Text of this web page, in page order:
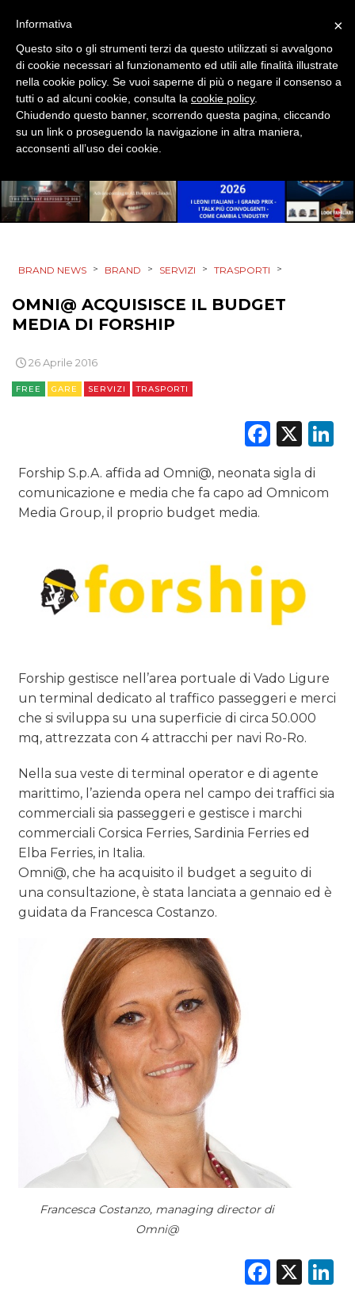
PUNTI VENDITA
CSR
STRATEGIE
CINEMA
EDITORIA
RADIO / AUDIO
RICERCHE
PREVISIONI/SCENARI
TREND
CASE HISTORY
BRAND NEWS > BRAND > SERVIZI > TRASPORTI >
OMNI@ ACQUISISCE IL BUDGET
MEDIA DI FORSHIP
26 Aprile 2016
FREE GARE SERVIZI TRASPORTI
X
Forship S.p.A. affida ad Omni@, neonata sigla di
comunicazione e media che fa capo ad Omnicom
Media Group, il proprio budget media.
Forship gestisce nell’area portuale di Vado Ligure
un terminal dedicato al traffico passeggeri e merci
che si sviluppa su una superficie di circa 50.000
mq, attrezzata con 4 attracchi per navi Ro-Ro.
Nella sua veste di terminal operator e di agente
marittimo, l’azienda opera nel campo dei traffici sia
commerciali sia passeggeri e gestisce i marchi
commerciali Corsica Ferries, Sardinia Ferries ed
Elba Ferries, in Italia.
Omni@, che ha acquisito il budget a seguito di
una consultazione, è stata lanciata a gennaio ed è
guidata da Francesca Costanzo.
Francesca Costanzo, managing director di
Omni@
X
×
Informativa
Questo sito o gli strumenti terzi da questo utilizzati si avvalgono
di cookie necessari al funzionamento ed utili alle finalità illustrate
nella cookie policy. Se vuoi saperne di più o negare il consenso a
tutti o ad alcuni cookie, consulta la cookie policy.
Chiudendo questo banner, scorrendo questa pagina, cliccando
su un link o proseguendo la navigazione in altra maniera,
acconsenti all’uso dei cookie.